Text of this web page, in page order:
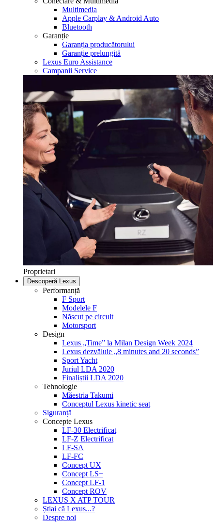
Multimedia
Apple Carplay & Android Auto
Bluetooth
Garanție
Garanția producătorului
Garanție prelungită
Lexus Euro Assistance
Campanii Service
Proprietari
Descoperă Lexus
Performanță
F Sport
Modelele F
Născut pe circuit
Motorsport
Design
Lexus „Time” la Milan Design Week 2024
Lexus dezvăluie „8 minutes and 20 seconds”
Sport Yacht
Juriul LDA 2020
Finaliștii LDA 2020
Tehnologie
Măestria Takumi
Conceptul Lexus kinetic seat
Siguranță
Concepte Lexus
LF-30 Electrificat
LF-Z Electrificat
LF-SA
LF-FC
Concept UX
Concept LS+
Concept LF-1
Concept ROV
LEXUS X ATP TOUR
Știai că Lexus...?
Despre noi